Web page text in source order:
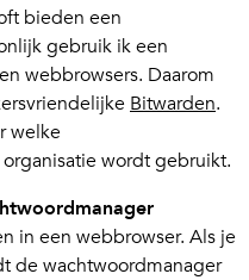
bieden een
gebruik ik een
webbrowsers. Daarom
Bitwarden.
welke
wordt gebruikt.
in een webbrowser. Als je
de wachtwoordmanager